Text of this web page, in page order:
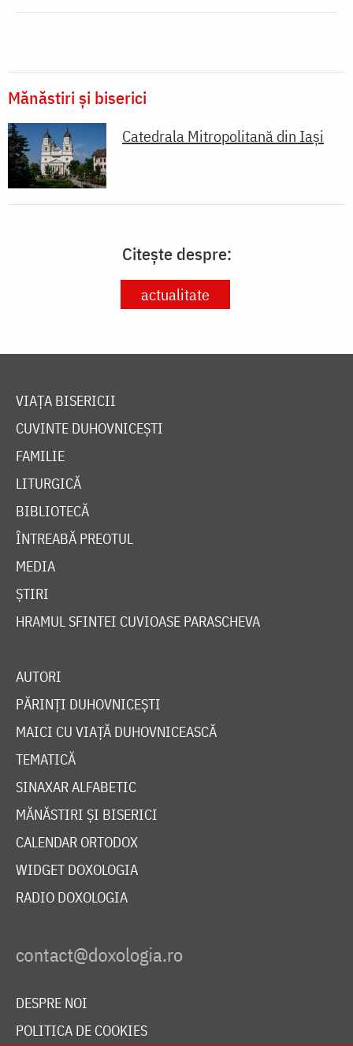
Mănăstiri și biserici
Catedrala Mitropolitană din Iaşi
Citește despre:
actualitate
VIAȚA BISERICII
CUVINTE DUHOVNICEȘTI
FAMILIE
LITURGICĂ
BIBLIOTECĂ
ÎNTREABĂ PREOTUL
MEDIA
ȘTIRI
HRAMUL SFINTEI CUVIOASE PARASCHEVA
AUTORI
PĂRINȚI DUHOVNICEȘTI
MAICI CU VIAȚĂ DUHOVNICEASCĂ
TEMATICĂ
SINAXAR ALFABETIC
MĂNĂSTIRI ȘI BISERICI
CALENDAR ORTODOX
WIDGET DOXOLOGIA
RADIO DOXOLOGIA
DESPRE NOI
POLITICA DE COOKIES